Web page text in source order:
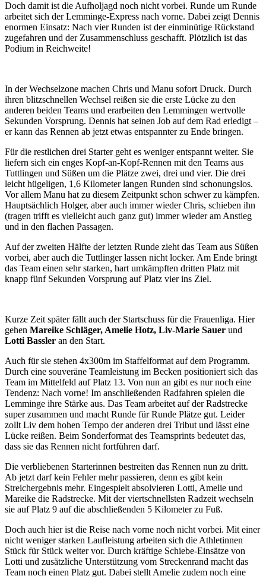
Doch damit ist die Aufholjagd noch nicht vorbei. Runde um Runde
arbeitet sich der Lemminge-Express nach vorne. Dabei zeigt Dennis
enormen Einsatz: Nach vier Runden ist der einminütige Rückstand
zugefahren und der Zusammenschluss geschafft. Plötzlich ist das
Podium in Reichweite!
In der Wechselzone machen Chris und Manu sofort Druck. Durch
ihren blitzschnellen Wechsel reißen sie die erste Lücke zu den
anderen beiden Teams und erarbeiten den Lemmingen wertvolle
Sekunden Vorsprung. Dennis hat seinen Job auf dem Rad erledigt –
er kann das Rennen ab jetzt etwas entspannter zu Ende bringen.
Für die restlichen drei Starter geht es weniger entspannt weiter. Sie
liefern sich ein enges Kopf-an-Kopf-Rennen mit den Teams aus
Tuttlingen und Süßen um die Plätze zwei, drei und vier. Die drei
leicht hügeligen, 1,6 Kilometer langen Runden sind schonungslos.
Vor allem Manu hat zu diesem Zeitpunkt schon schwer zu kämpfen.
Hauptsächlich Holger, aber auch immer wieder Chris, schieben ihn
(tragen trifft es vielleicht auch ganz gut) immer wieder am Anstieg
und in den flachen Passagen.
Auf der zweiten Hälfte der letzten Runde zieht das Team aus Süßen
vorbei, aber auch die Tuttlinger lassen nicht locker. Am Ende bringt
das Team einen sehr starken, hart umkämpften dritten Platz mit
knapp fünf Sekunden Vorsprung auf Platz vier ins Ziel.
Kurze Zeit später fällt auch der Startschuss für die Frauenliga. Hier
gehen Mareike Schläger, Amelie Hotz, Liv-Marie Sauer und
Lotti Bassler an den Start.
Auch für sie stehen 4x300m im Staffelformat auf dem Programm.
Durch eine souveräne Teamleistung im Becken positioniert sich das
Team im Mittelfeld auf Platz 13. Von nun an gibt es nur noch eine
Tendenz: Nach vorne! Im anschließenden Radfahren spielen die
Lemminge ihre Stärke aus. Das Team arbeitet auf der Radstrecke
super zusammen und macht Runde für Runde Plätze gut. Leider
zollt Liv dem hohen Tempo der anderen drei Tribut und lässt eine
Lücke reißen. Beim Sonderformat des Teamsprints bedeutet das,
dass sie das Rennen nicht fortführen darf.
Die verbliebenen Starterinnen bestreiten das Rennen nun zu dritt.
Ab jetzt darf kein Fehler mehr passieren, denn es gibt kein
Streichergebnis mehr. Eingespielt absolvieren Lotti, Amelie und
Mareike die Radstrecke. Mit der viertschnellsten Radzeit wechseln
sie auf Platz 9 auf die abschließenden 5 Kilometer zu Fuß.
Doch auch hier ist die Reise nach vorne noch nicht vorbei. Mit einer
nicht weniger starken Laufleistung arbeiten sich die Athletinnen
Stück für Stück weiter vor. Durch kräftige Schiebe-Einsätze von
Lotti und zusätzliche Unterstützung vom Streckenrand macht das
Team noch einen Platz gut. Dabei stellt Amelie zudem noch eine